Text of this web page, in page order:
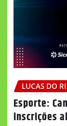
LUCAS DO
Esporte:
inscrições